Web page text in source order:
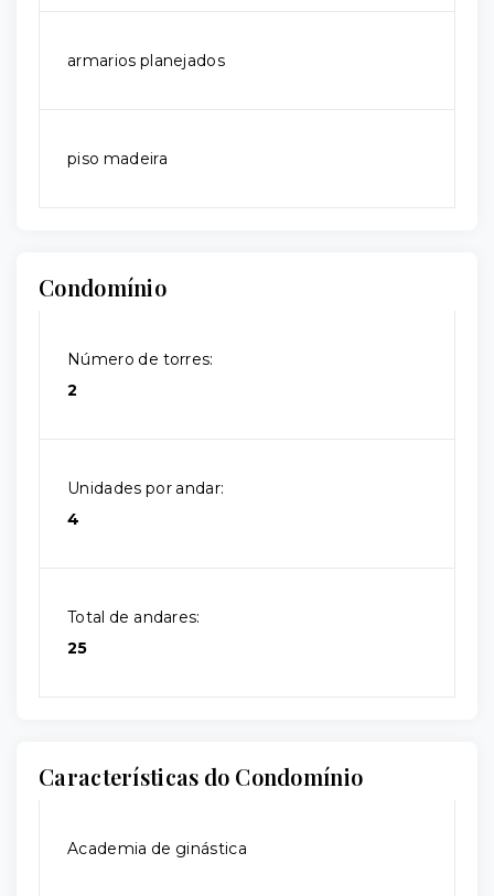
armarios planejados
piso madeira
Condomínio
Número de torres:
2
Unidades por andar:
4
Total de andares:
25
Características do Condomínio
Academia de ginástica